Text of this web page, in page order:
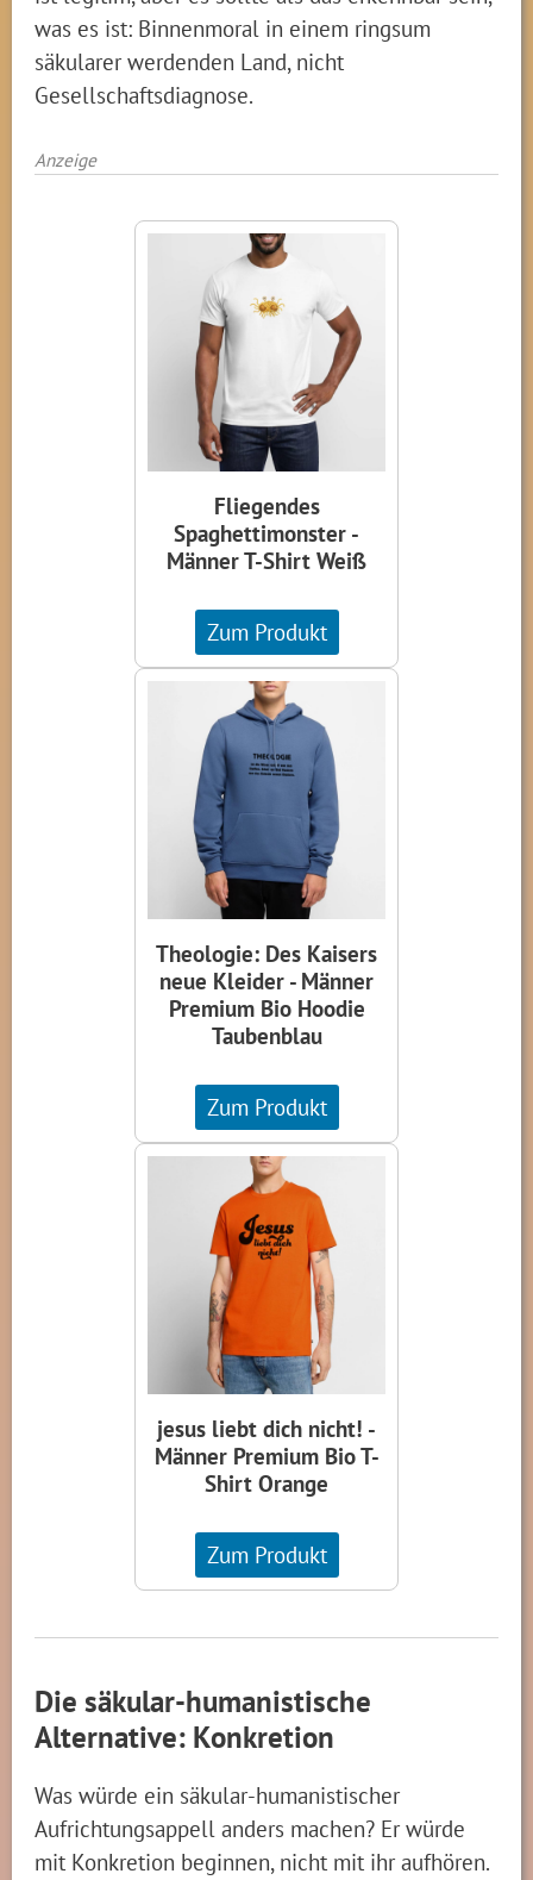
was es ist: Binnenmoral in einem ringsum
säkularer werdenden Land, nicht
Gesellschaftsdiagnose.
Anzeige
Fliegendes
Spaghettimonster -
Männer T-Shirt Weiß
Zum Produkt
Theologie: Des Kaisers
neue Kleider - Männer
Premium Bio Hoodie
Taubenblau
Zum Produkt
jesus liebt dich nicht! -
Männer Premium Bio T-
Shirt Orange
Zum Produkt
Die säkular-humanistische
Alternative: Konkretion
Was würde ein säkular-humanistischer
Aufrichtungsappell anders machen? Er würde
mit Konkretion beginnen, nicht mit ihr aufhören.